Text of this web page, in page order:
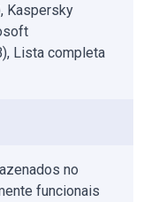
Kaspersky
Lista completa
no
funcionais